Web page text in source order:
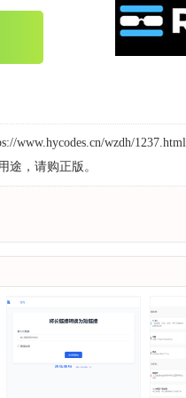
www.hycodes.cn/wzdh/1237.html
途，请购正版。